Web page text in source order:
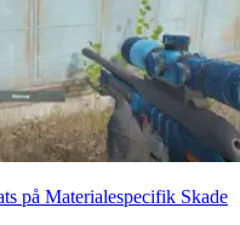
på Materialespecifik Skade